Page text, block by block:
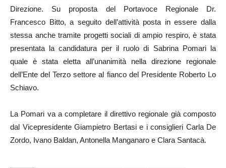
Direzione. Su proposta del Portavoce Regionale Dr.
Francesco Bitto, a seguito dell’attività posta in essere dalla
stessa anche tramite progetti sociali di ampio respiro, è stata
presentata la candidatura per il ruolo di Sabrina Pomari la
quale è stata eletta all’unanimità nella direzione regionale
dell’Ente del Terzo settore al fianco del Presidente Roberto Lo
Schiavo.
La Pomari va a completare il direttivo regionale già composto
dal Vicepresidente Giampietro Bertasi e i consiglieri Carla De
Zordo, Ivano Baldan, Antonella Manganaro e Clara Santacà.